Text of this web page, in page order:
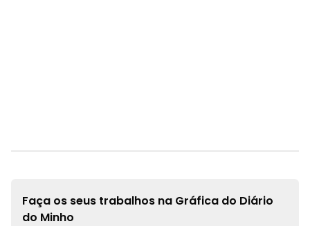
Faça os seus trabalhos na Gráfica do Diário
do Minho